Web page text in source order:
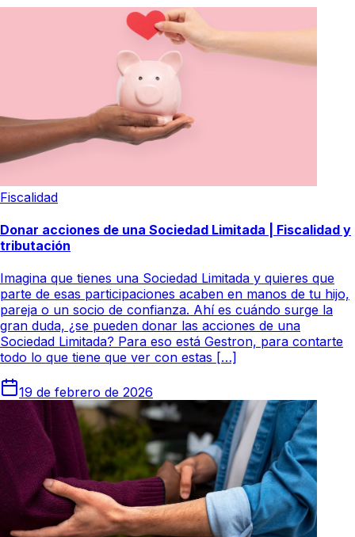
Fiscalidad
Donar acciones de una Sociedad Limitada | Fiscalidad y
tributación
Imagina que tienes una Sociedad Limitada y quieres que
parte de esas participaciones acaben en manos de tu hijo,
pareja o un socio de confianza. Ahí es cuándo surge la
gran duda, ¿se pueden donar las acciones de una
Sociedad Limitada? Para eso está Gestron, para contarte
todo lo que tiene que ver con estas […]
19 de febrero de 2026